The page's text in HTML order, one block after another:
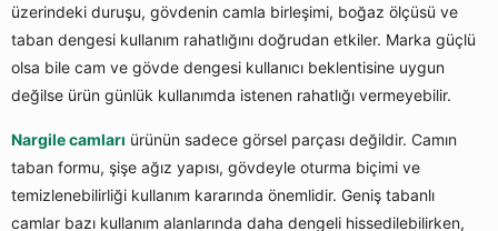
üzerindeki duruşu, gövdenin camla birleşimi, boğaz ölçüsü ve
taban dengesi kullanım rahatlığını doğrudan etkiler. Marka güçlü
olsa bile cam ve gövde dengesi kullanıcı beklentisine uygun
değilse ürün günlük kullanımda istenen rahatlığı vermeyebilir.
Nargile camları ürünün sadece görsel parçası değildir. Camın
taban formu, şişe ağız yapısı, gövdeyle oturma biçimi ve
temizlenebilirliği kullanım kararında önemlidir. Geniş tabanlı
camlar bazı kullanım alanlarında daha dengeli hissedilebilirken,